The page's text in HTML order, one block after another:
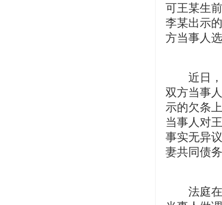
可王某生
李某出示
方当事人
近日，
双方当事
示的欠条
当事人对
事实无异
妻共同债
法庭在